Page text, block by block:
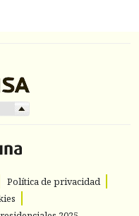
Política de privacidad